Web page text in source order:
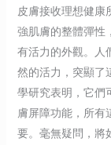
皮膚接收理想健康
強肌膚的整體彈性
有活力的外觀。人
然的活力，突顯了
學研究表明，它們
膚屏障功能，所有
要。毫無疑問，將